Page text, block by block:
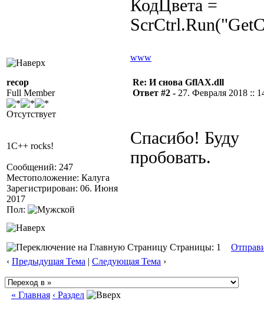
КодЦвета =
www
recop
Full Member
Отсутствует
1C++ rocks!
Сообщений: 247
Местоположение: Калуга
Зарегистрирован: 06. Июня
2017
Пол:
Re: И снова GflAX.dll
Ответ #2 - 27. Февраля 2018 ::
Спасибо! Буду
пробовать.
Страницы: 1
‹ Предыдущая Тема | Следующая Тема ›
« Главная ‹ Раздел